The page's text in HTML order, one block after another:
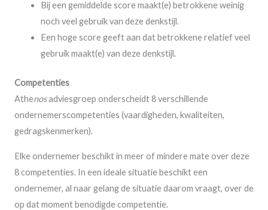
Bij een gemiddelde score maakt(e) betrokkene weinig
noch veel gebruik van deze denkstijl.
Een hoge score geeft aan dat betrokkene relatief veel
gebruik maakt(e) van deze denkstijl.
Competenties
Athenosadviesgroep onderscheidt 8 verschillende
ondernemerscompetenties (vaardigheden, kwaliteiten,
gedragskenmerken).
Elke ondernemer beschikt in meer of mindere mate over deze
8 competenties. In een ideale situatie beschikt een
ondernemer, al naar gelang de situatie daarom vraagt, over de
op dat moment benodigde competentie.